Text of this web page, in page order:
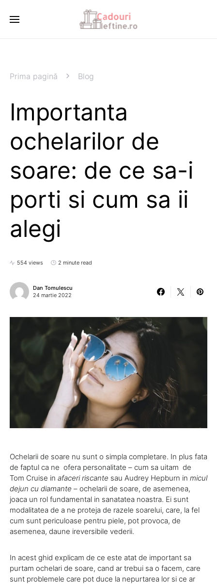
Prima pagină Blog
Importanta
ochelarilor de
soare: de ce sa-i
porti si cum sa ii
alegi
554 views 2 minute read
Dan Tomulescu
24 martie 2022
Ochelarii de soare nu sunt o simpla completare. In plus fata
de faptul ca ne ofera personalitate – cum sa uitam de
Tom Cruise in afaceri riscante sau Audrey Hepburn in micul
dejun cu diamante – ochelarii de soare, de asemenea,
joaca un rol fundamental in sanatatea noastra. Ei sunt
modalitatea de a ne proteja de razele soarelui, care, la fel
cum sunt periculoase pentru piele, pot provoca, de
asemenea, daune ireversibile vederii.
In acest ghid explicam de ce este atat de important sa
purtam ochelari de soare, cand ar trebui sa o facem, care
sunt problemele care pot duce la nepurtarea lor si ce ar